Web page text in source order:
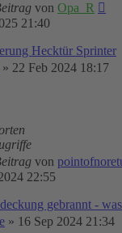
von Opa_R
21:40
Hecktür Sprinter
» 22 Feb 2024 18:17
von
22:55
gebrannt -
» 16 Sep 2024 21:34